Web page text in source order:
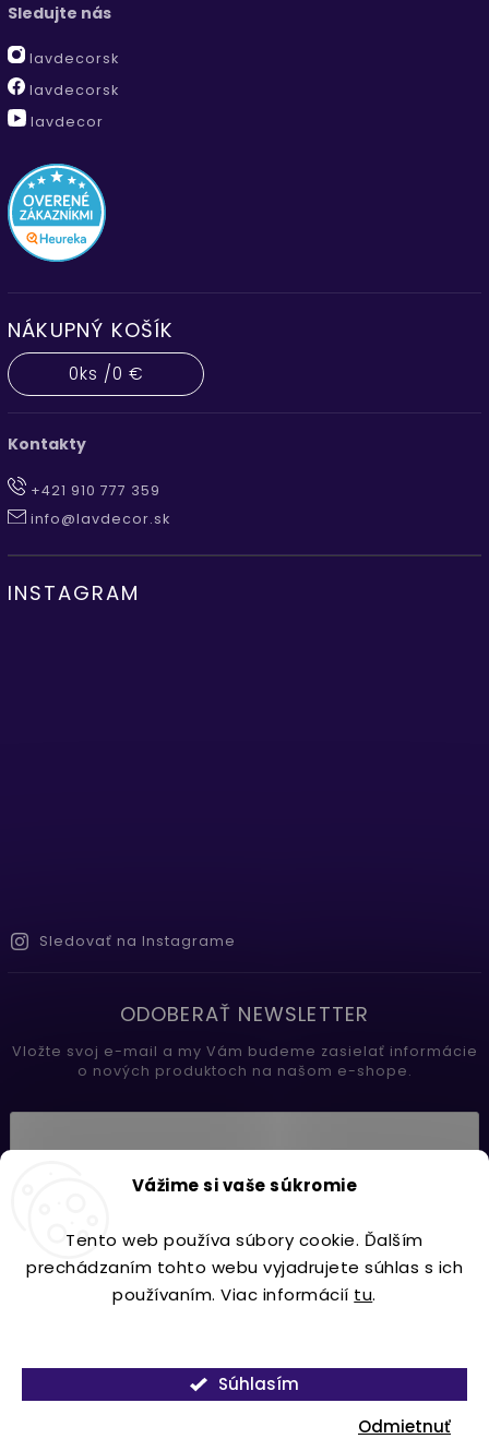
Vážime si vaše súkromie
Tento web používa súbory cookie. Ďalším
prechádzaním tohto webu vyjadrujete súhlas s ich
používaním. Viac informácií tu.
Odmietnuť
Súhlasím
Sledujte nás
lavdecorsk
lavdecorsk
lavdecor
NÁKUPNÝ KOŠÍK
0ks /0 €
Kontakty
+421 910 777 359
info@lavdecor.sk
INSTAGRAM
Sledovať na Instagrame
ODOBERAŤ NEWSLETTER
Vložte svoj e-mail a my Vám budeme zasielať informácie
o nových produktoch na našom e-shope.
Prihlásiť sa
Copyright 2026Lavdecor.sk. Všetky práva vyhradené.
VytvořilShoptet| DesignShoptak.cz.